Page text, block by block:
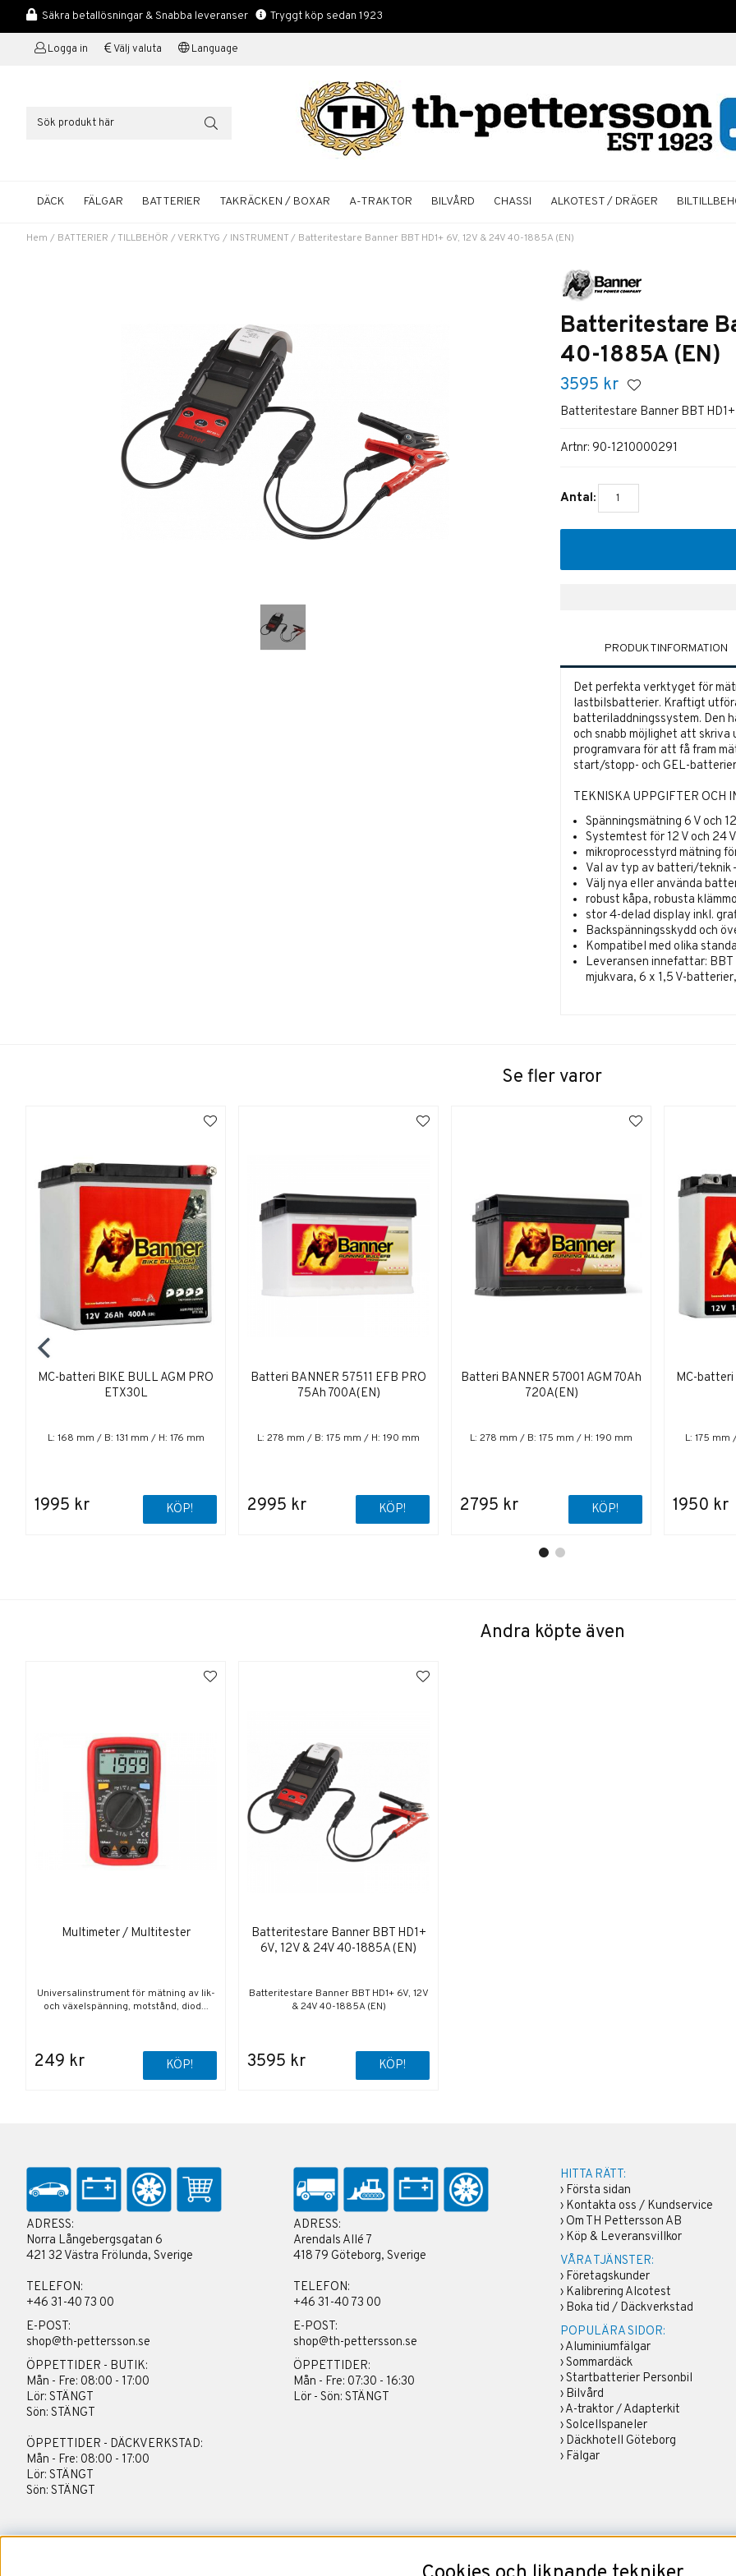
Säkra betallösningar & Snabba leveranser Tryggt köp sedan 1923
Logga in Välj valuta Language
DÄCK FÄLGAR BATTERIER TAKRÄCKEN / BOXAR A-TRAKTOR BILVÅRD CHASSI ALKOTEST / DRÄGER
Hem / BATTERIER /TILLBEHÖR /VERKTYG / INSTRUMENT/ Batteritestare Banner BBT HD1+ 6V, 12V & 24V 40-1885A (EN)
Batteritestare
40-1885A (EN)
3595 kr
Batteritestare Banner BBT
Artnr: 90-1210000291
Antal:
PRODUKTINFORMATION
Det perfekta verktyget för
lastbilsbatterier. Kraftigt
batteriladdningssystem. Den
och snabb möjlighet att
programvara för att få fram
start/stopp- och GEL-
TEKNISKA UPPGIFTER OCH
Spänningsmätning 6 V och
Systemtest för 12 V och 24 V
mikroprocesstyrd mätning
Val av typ av batteri/teknik
Välj nya eller använda
robust kåpa, robusta
stor 4-delad display inkl.
Backspänningsskydd och
Kompatibel med olika
Leveransen innefattar:
mjukvara, 6 x 1,5 V-
Se fler varor
MC-batteri BIKE BULL AGM PRO
ETX30L
L: 168 mm / B: 131 mm / H: 176 mm
1995 kr KÖP!
Batteri BANNER 57511 EFB PRO
75Ah 700A(EN)
L: 278 mm / B: 175 mm / H: 190 mm
2995 kr KÖP!
Batteri BANNER 57001 AGM 70Ah
720A(EN)
L: 278 mm / B: 175 mm / H: 190 mm
2795 kr KÖP!
MC-batteri
L: 175
1950 kr
Andra köpte även
Multimeter / Multitester
Universalinstrument för mätning av lik-
och växelspänning, motstånd, diod...
249 kr KÖP!
Batteritestare Banner BBT HD1+
6V, 12V & 24V 40-1885A (EN)
Batteritestare Banner BBT HD1+ 6V, 12V
& 24V 40-1885A (EN)
3595 kr KÖP!
ADRESS:
Norra Långebergsgatan 6
421 32 Västra Frölunda, Sverige
TELEFON:
+46 31-40 73 00
E-POST:
shop@th-pettersson.se
ÖPPETTIDER - BUTIK:
Mån - Fre: 08:00 - 17:00
Lör: STÄNGT
Sön: STÄNGT
ÖPPETTIDER - DÄCKVERKSTAD:
Mån - Fre: 08:00 - 17:00
Lör: STÄNGT
Sön: STÄNGT
ADRESS:
Arendals Allé 7
418 79 Göteborg, Sverige
TELEFON:
+46 31-40 73 00
E-POST:
shop@th-pettersson.se
ÖPPETTIDER:
Mån - Fre: 07:30 - 16:30
Lör - Sön: STÄNGT
HITTA RÄTT:
› Första sidan
› Kontakta oss / Kundservice
› Om TH Pettersson AB
› Köp & Leveransvillkor
VÅRA TJÄNSTER:
› Företagskunder
› Kalibrering Alcotest
› Boka tid / Däckverkstad
POPULÄRA SIDOR:
›Aluminiumfälgar
›Sommardäck
›Startbatterier Personbil
› Bilvård
›A-traktor / Adapterkit
›Solcellspaneler
› Däckhotell Göteborg
› Fälgar